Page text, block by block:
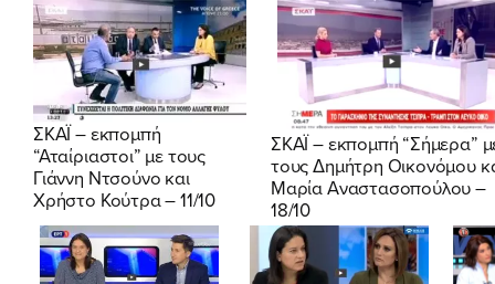
ΣΚΑΪ – εκπομπή
“Αταίριαστοι” με τους
Γιάννη Ντσούνο και
Χρήστο Κούτρα – 11/10
ΣΚΑΪ – εκπομπή “Σήμερα”
τους Δημήτρη Οικονόμου
Μαρία Αναστασοπούλου –
18/10